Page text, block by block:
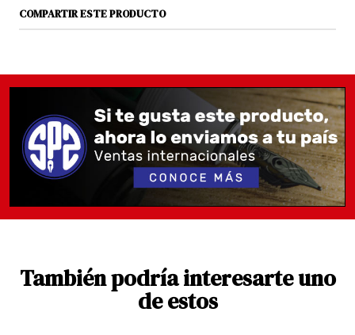
COMPARTIR ESTE PRODUCTO
También podría interesarte uno
de estos